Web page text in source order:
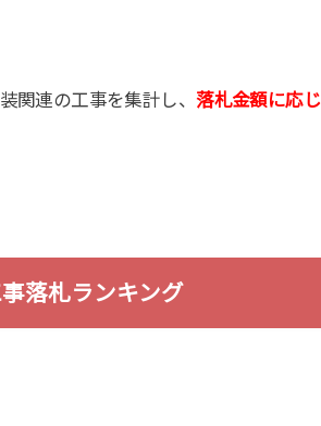
関連の工事を集計し、落札金額に応じ
落札ランキング